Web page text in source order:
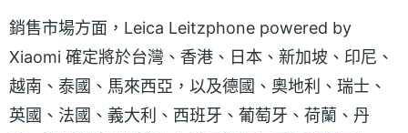
銷售市場方面，Leica Leitzphone powered by
Xiaomi 確定將於台灣、香港、日本、新加坡、印尼、
越南、泰國、馬來西亞，以及德國、奧地利、瑞士、
英國、法國、義大利、西班牙、葡萄牙、荷蘭、丹